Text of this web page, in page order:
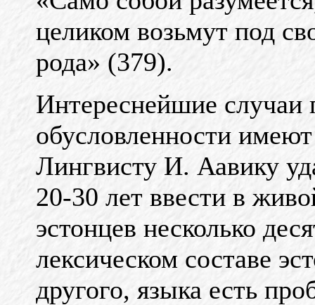
целиком возьмут под
рода» (379).
Интереснейшие случаи
обусловленности
Лингвисту И. Аавику
20-30 лет ввести в
эстонцев несколько
лексическом составе
другого, языка есть